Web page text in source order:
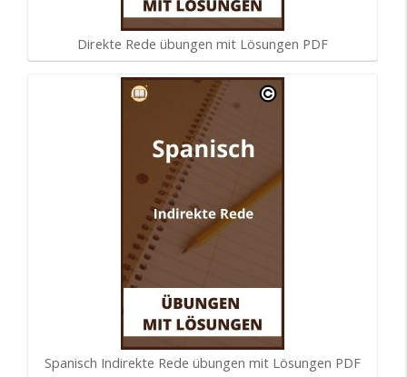
Direkte Rede übungen mit Lösungen PDF
Spanisch Indirekte Rede übungen mit Lösungen PDF